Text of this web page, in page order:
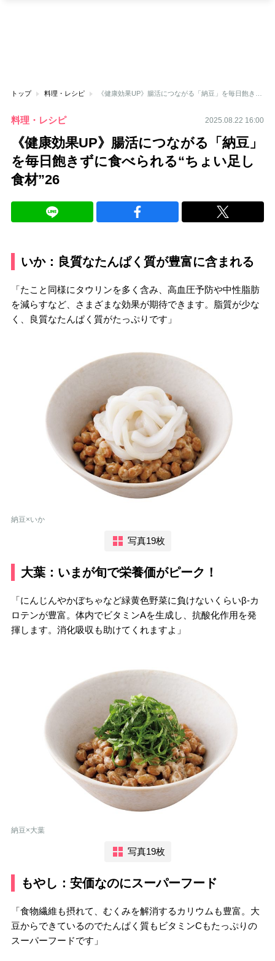
トップ 料理・レシピ
料理・レシピ 2025.08.22 16:00
《健康効果UP》腸活につながる「納豆」
を毎日飽きずに食べられる“ちょい足し
食材”26
いか：良質なたんぱく質が豊富に含まれる
「たこと同様にタウリンを多く含み、高血圧予防や中性脂肪
を減らすなど、さまざまな効果が期待できます。脂質が少な
く、良質なたんぱく質がたっぷりです」
納豆×いか
写真19枚
大葉：いまが旬で栄養価がピーク！
「にんじんやかぼちゃなど緑黄色野菜に負けないくらいβ-カ
ロテンが豊富。体内でビタミンAを生成し、抗酸化作用を発
揮します。消化吸収も助けてくれますよ」
納豆×大葉
写真19枚
もやし：安価なのにスーパーフード
「食物繊維も摂れて、むくみを解消するカリウムも豊富。大
豆からできているのでたんぱく質もビタミンCもたっぷりの
スーパーフードです」